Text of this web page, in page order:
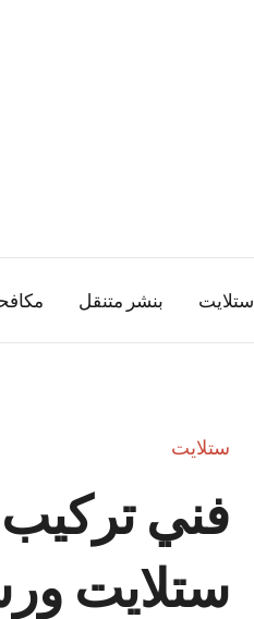
ستلايت بنشر متنقل
ستلايت
ستلايت